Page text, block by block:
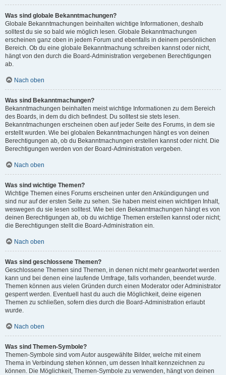
Was sind globale Bekanntmachungen?
Globale Bekanntmachungen beinhalten wichtige Informationen, deshalb
solltest du sie so bald wie möglich lesen. Globale Bekanntmachungen
erscheinen ganz oben in jedem Forum und ebenfalls in deinem persönlichen
Bereich. Ob du eine globale Bekanntmachung schreiben kannst oder nicht,
hängt von den durch die Board-Administration vergebenen Berechtigungen
ab.
Nach oben
Was sind Bekanntmachungen?
Bekanntmachungen beinhalten meist wichtige Informationen zu dem Bereich
des Boards, in dem du dich befindest. Du solltest sie stets lesen.
Bekanntmachungen erscheinen oben auf jeder Seite des Forums, in dem sie
erstellt wurden. Wie bei globalen Bekanntmachungen hängt es von deinen
Berechtigungen ab, ob du Bekanntmachungen erstellen kannst oder nicht. Die
Berechtigungen werden von der Board-Administration vergeben.
Nach oben
Was sind wichtige Themen?
Wichtige Themen eines Forums erscheinen unter den Ankündigungen und
sind nur auf der ersten Seite zu sehen. Sie haben meist einen wichtigen Inhalt,
weswegen du sie lesen solltest. Wie bei den Bekanntmachungen hängt es von
deinen Berechtigungen ab, ob du wichtige Themen erstellen kannst oder nicht;
die Berechtigungen stellt die Board-Administration ein.
Nach oben
Was sind geschlossene Themen?
Geschlossene Themen sind Themen, in denen nicht mehr geantwortet werden
kann und bei denen eine laufende Umfrage, falls vorhanden, beendet wurde.
Themen können aus vielen Gründen durch einen Moderator oder Administrator
gesperrt werden. Eventuell hast du auch die Möglichkeit, deine eigenen
Themen zu schließen, sofern dies durch die Board-Administration erlaubt
wurde.
Nach oben
Was sind Themen-Symbole?
Themen-Symbole sind vom Autor ausgewählte Bilder, welche mit einem
Thema in Verbindung stehen können, um dessen Inhalt kennzeichnen zu
können. Die Möglichkeit, Themen-Symbole zu verwenden, hängt von deinen